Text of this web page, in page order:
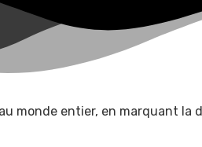
monde entier, en marquant la